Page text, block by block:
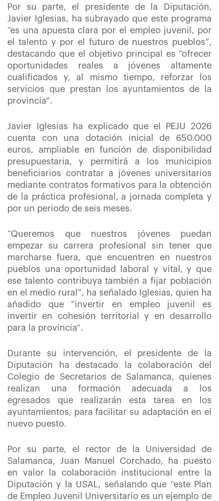
Por su parte, el presidente de la Diputación,
Javier Iglesias, ha subrayado que este programa
“es una apuesta clara por el empleo juvenil, por
el talento y por el futuro de nuestros pueblos”,
destacando que el objetivo principal es “ofrecer
oportunidades reales a jóvenes altamente
cualificados y, al mismo tiempo, reforzar los
servicios que prestan los ayuntamientos de la
provincia”.
Javier Iglesias ha explicado que el PEJU 2026
cuenta con una dotación inicial de 650.000
euros, ampliable en función de disponibilidad
presupuestaria, y permitirá a los municipios
beneficiarios contratar a jóvenes universitarios
mediante contratos formativos para la obtención
de la práctica profesional, a jornada completa y
por un periodo de seis meses.
“Queremos que nuestros jóvenes puedan
empezar su carrera profesional sin tener que
marcharse fuera, que encuentren en nuestros
pueblos una oportunidad laboral y vital, y que
ese talento contribuya también a fijar población
en el medio rural”, ha señalado Iglesias, quien ha
añadido que “invertir en empleo juvenil es
invertir en cohesión territorial y en desarrollo
para la provincia”.
Durante su intervención, el presidente de la
Diputación ha destacado la colaboración del
Colegio de Secretarios de Salamanca, quienes
realizan una formación adecuada a los
egresados que realizarán esta tarea en los
ayuntamientos, para facilitar su adaptación en el
nuevo puesto.
Por su parte, el rector de la Universidad de
Salamanca, Juan Manuel Corchado, ha puesto
en valor la colaboración institucional entre la
Diputación y la USAL, señalando que “este Plan
de Empleo Juvenil Universitario es un ejemplo de